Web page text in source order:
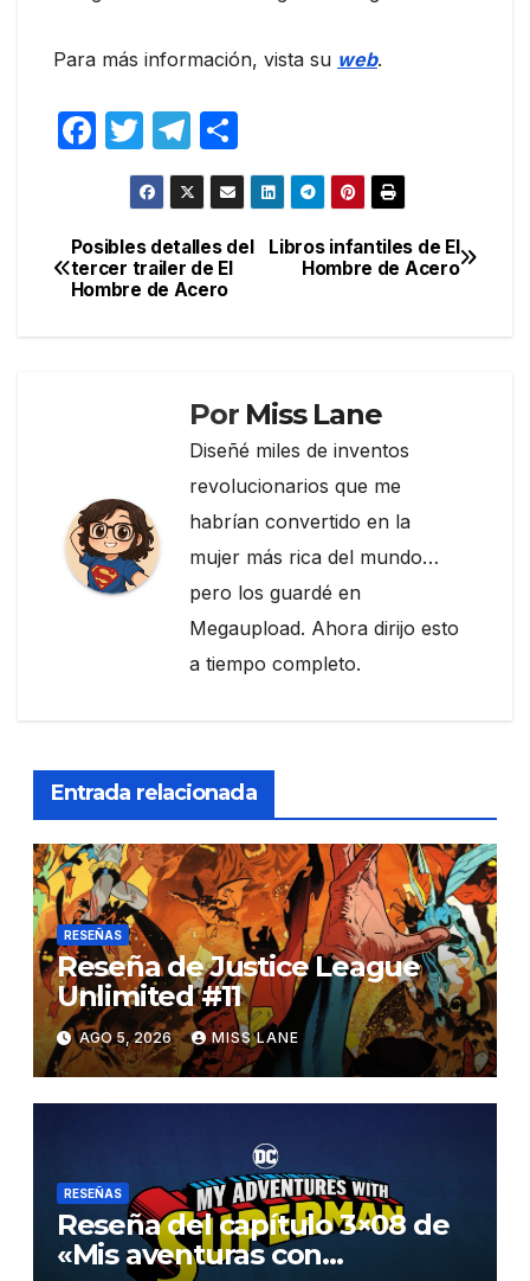
Para más información, vista su web.
F
e
b
T
w
itt
er
T
el
e
gr
a
o
m
p
Navegación
de
Libros infantiles de El
Hombre de Acero
Posibles detalles del
tercer trailer de El
Hombre de Acero
Por Miss Lane
Diseñé miles de inventos
revolucionarios que me
habrían convertido en la
mujer más rica del mundo…
pero los guardé en
Megaupload. Ahora dirijo esto
a tiempo completo.
Entrada relacionada
RESEÑAS
Reseña de Justice League
Unlimited #11
AGO 5, 2026 MISS LANE
RESEÑAS
Reseña del capítulo 3×08 de
«Mis aventuras con